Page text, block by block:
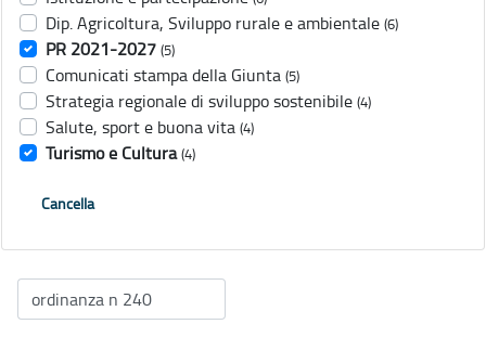
Dip. Agricoltura, Sviluppo rurale e ambientale (6)
PR 2021-2027 (5)
Comunicati stampa della Giunta (5)
Strategia regionale di sviluppo sostenibile (4)
Salute, sport e buona vita (4)
Turismo e Cultura (4)
Cancella